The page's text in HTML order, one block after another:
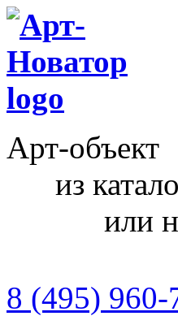
Арт-объект
из
или на
8 (495) 960-